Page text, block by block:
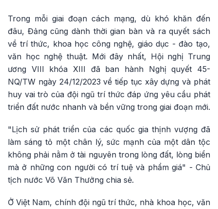
Trong mỗi giai đoạn cách mạng, dù khó khăn đến
đâu, Đảng cũng dành thời gian bàn và ra quyết sách
về trí thức, khoa học công nghệ, giáo dục - đào tạo,
văn học nghệ thuật. Mới đây nhất, Hội nghị Trung
ương VIII khóa XIII đã ban hành Nghị quyết 45-
NQ/TW ngày 24/12/2023 về tiếp tục xây dựng và phát
huy vai trò của đội ngũ trí thức đáp ứng yêu cầu phát
triển đất nước nhanh và bền vững trong giai đoạn mới.
"Lịch sử phát triển của các quốc gia thịnh vượng đã
làm sáng tỏ một chân lý, sức mạnh của một dân tộc
không phải nằm ở tài nguyên trong lòng đất, lòng biển
mà ở những con người có trí tuệ và phẩm giá" - Chủ
tịch nước Võ Văn Thưởng chia sẻ.
Ở Việt Nam, chính đội ngũ trí thức, nhà khoa học, văn